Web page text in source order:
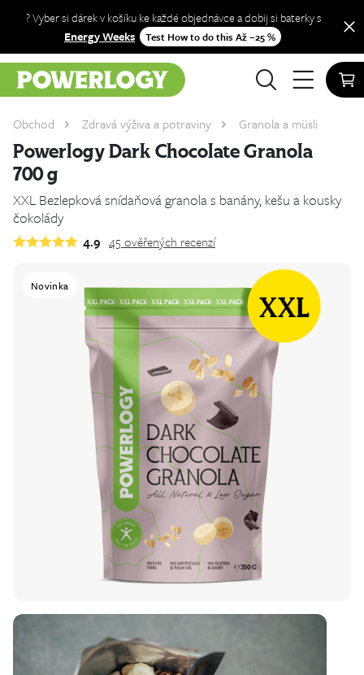
? Vyber si dárek v košíku ke každé objednávce a dobij si baterky s
Energy Weeks
Test How to do this Až −25 %
Obchod Zdravá výživa a potraviny Granola a müsli
Powerlogy Dark Chocolate Granola
700 g
XXL Bezlepková snídaňová granola s banány, kešu a kousky
čokolády
4.9 45 ověřených recenzí
Novinka